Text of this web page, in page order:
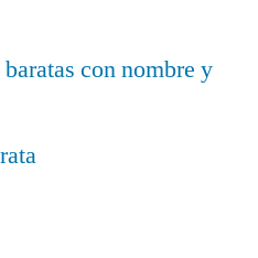
con nombre y